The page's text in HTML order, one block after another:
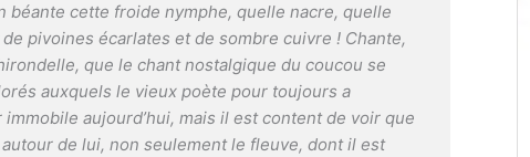
cette froide nymphe, quelle nacre, quelle
pivoines écarlates et de sombre cuivre ! Chante,
que le chant nostalgique du coucou se
auxquels le vieux poète pour toujours a
aujourd’hui, mais il est content de voir que
de lui, non seulement le fleuve, dont il est